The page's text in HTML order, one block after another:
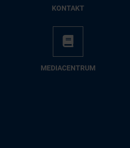
KON­TAKT
ME­DIA­CEN­TRUM